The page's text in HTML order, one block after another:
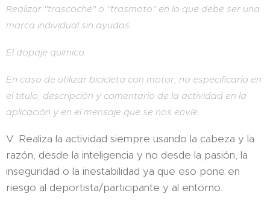
Realizar "trascoche" o "trasmoto" en lo que debe ser una
marca individual sin ayudas.
El dopaje químico.
En caso de utilizar bicicleta con motor, no especificarlo en
el título, descripción y comentario de la actividad en la
aplicación y en el mensaje que se nos envíe.
V. Realiza la actividad siempre usando la cabeza y la
razón, desde la inteligencia y no desde la pasión, la
inseguridad o la inestabilidad ya que eso pone en
riesgo al deportista/participante y al entorno.